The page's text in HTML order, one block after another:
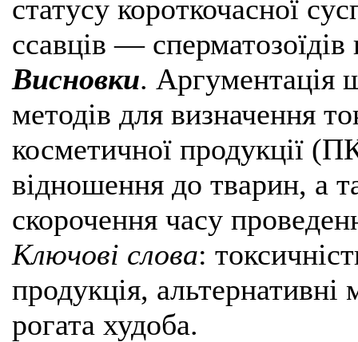
статусу короткочасної
ссавців —
Висновки. Аргументація
методів для визначення
косметичної продукції
відношення до тварин, а
скорочення часу
Ключові слова:
продукція,
рогата худоба.